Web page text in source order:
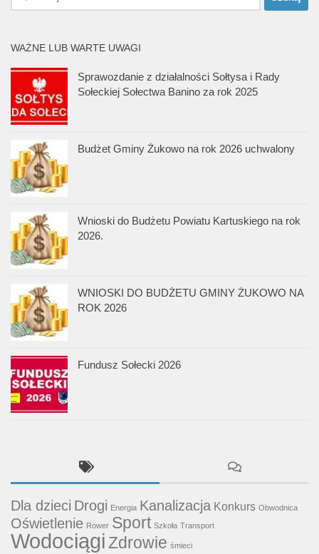
WAŻNE LUB WARTE UWAGI
Sprawozdanie z działalności Sołtysa i Rady
Sołeckiej Sołectwa Banino za rok 2025
Budżet Gminy Żukowo na rok 2026 uchwalony
Wnioski do Budżetu Powiatu Kartuskiego na rok
2026.
WNIOSKI DO BUDŻETU GMINY ŻUKOWO NA
ROK 2026
Fundusz Sołecki 2026
Dla dzieci Drogi Energia Kanalizacja Konkurs Obwodnica
Oświetlenie Rower Sport Szkoła Transport
WodociągiZdrowie śmieci